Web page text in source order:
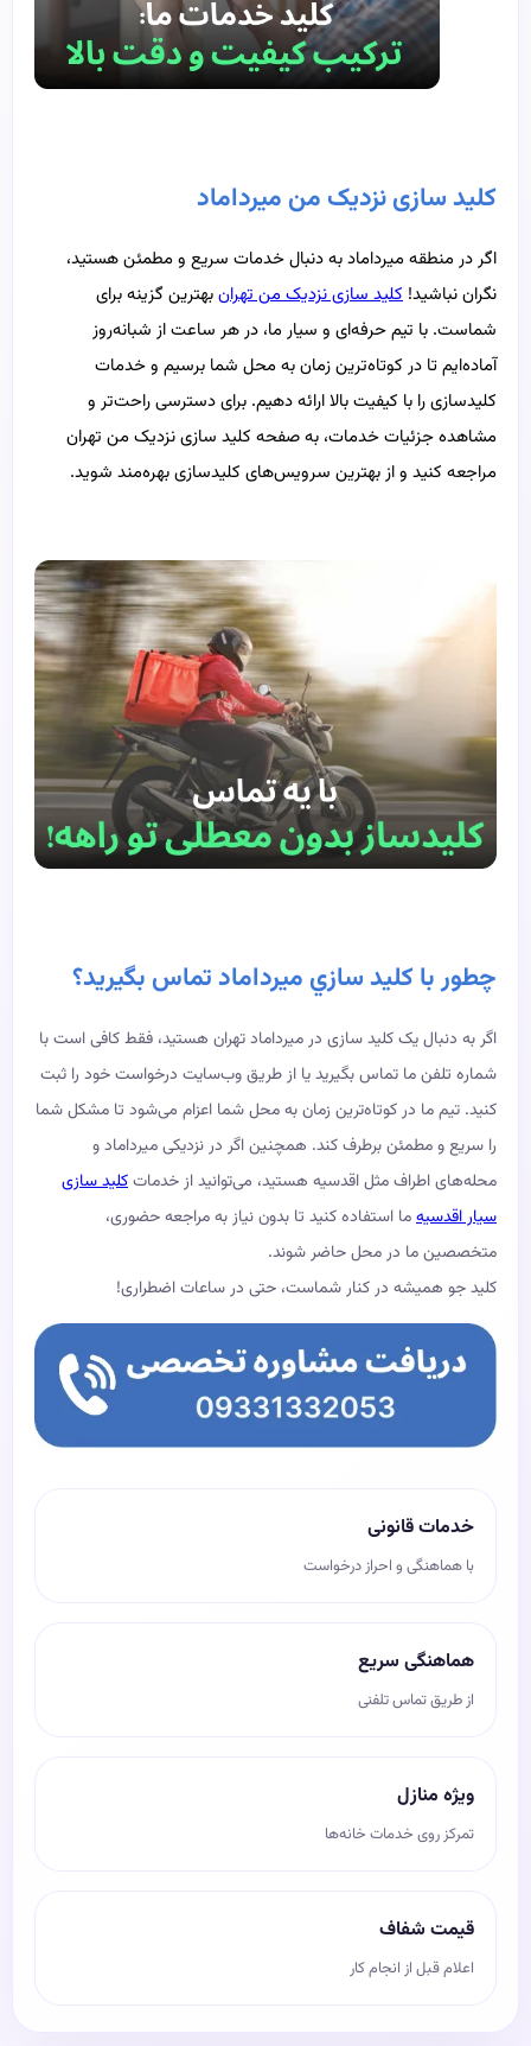
کلید سازی نزدیک من میرداماد
اگر در منطقه میرداماد به دنبال خدمات سریع و مطمئن هستید،
نگران نباشید! کلید سازی نزدیک من تهرانبهترین گزینه برای
شماست. با تیم حرفه‌ای و سیار ما، در هر ساعت از شبانه‌روز
آماده‌ایم تا در کوتاه‌ترین زمان به محل شما برسیم و خدمات
کلیدسازی را با کیفیت بالا ارائه دهیم. برای دسترسی راحت‌تر و
مشاهده جزئیات خدمات، به صفحه کلید سازی نزدیک من تهران
مراجعه کنید و از بهترین سرویس‌های کلیدسازی بهره‌مند شوید.
چطور با كليد سازي ميرداماد تماس بگیرید؟
اگر به دنبال یک کلید سازی در میرداماد تهران هستید، فقط کافی است با
شماره تلفن ما تماس بگیرید یا از طریق وب‌سایت درخواست خود را ثبت
کنید. تیم ما در کوتاه‌ترین زمان به محل شما اعزام می‌شود تا مشکل شما
را سریع و مطمئن برطرف کند. همچنین اگر در نزدیکی میرداماد و
محله‌های اطراف مثل اقدسیه هستید، می‌توانید از خدماتکلید سازی
سیار اقدسیهما استفاده کنید تا بدون نیاز به مراجعه حضوری،
متخصصین ما در محل حاضر شوند.
کلید جو همیشه در کنار شماست، حتی در ساعات اضطراری!
خدمات قانونی
با هماهنگی و احراز درخواست
هماهنگی سریع
از طریق تماس تلفنی
ویژه منازل
تمرکز روی خدمات خانه‌ها
قیمت شفاف
اعلام قبل از انجام کار